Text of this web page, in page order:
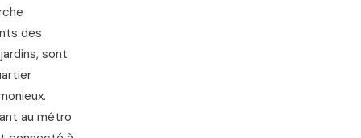
des
sont
au métro